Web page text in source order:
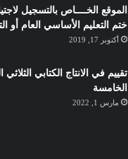
الموقع الخــــاص بالتسجيل
ختم التعليم الأساسي العام أو
أكتوبر 17, 2019
تقييم في الانتاج الكتابي الثلاثي
الخامسة
مارس 1, 2022